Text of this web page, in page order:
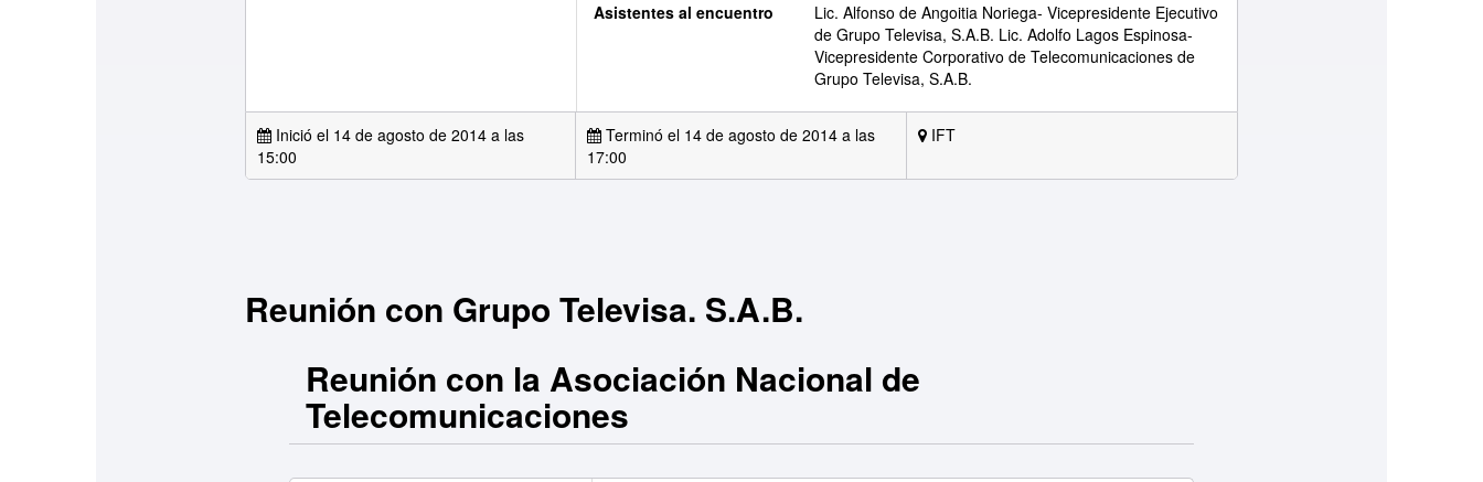
Asistentes al encuentro
Lic. Alfonso de Angoitia Noriega- Vicepresidente Ejecutivo
de Grupo Televisa, S.A.B. Lic. Adolfo Lagos Espinosa-
Vicepresidente Corporativo de Telecomunicaciones de
Grupo Televisa, S.A.B.
Inició el 14 de agosto de 2014 a las
15:00
Terminó el 14 de agosto de 2014 a las
17:00
IFT
Reunión con Grupo Televisa. S.A.B.
Reunión con la Asociación Nacional de
Telecomunicaciones